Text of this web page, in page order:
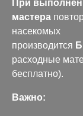
При
мастера
насекомых
производится
расходные
бесплатно).
Важно: